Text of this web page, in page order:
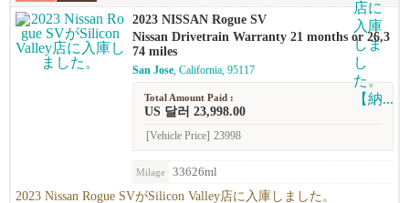
2023 NISSAN Rogue SV
Nissan Drivetrain Warranty 21 months or 26,3
74 miles
San Jose, California, 95117
Total Amount Paid :
US 달러 23,998.00
[Vehicle Price] 23998
Milage 33626ml
2023 Nissan Rogue SVがSilicon Valley店に入庫しました。